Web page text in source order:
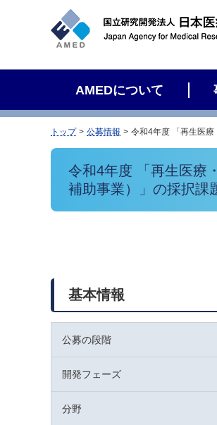
AMEDについて
トップ 公募情報 令和4年度 「再生医
令和4年度 「再生医療
補助事業）」の採択課
基本情報
公募の段階
開発フェーズ
分野